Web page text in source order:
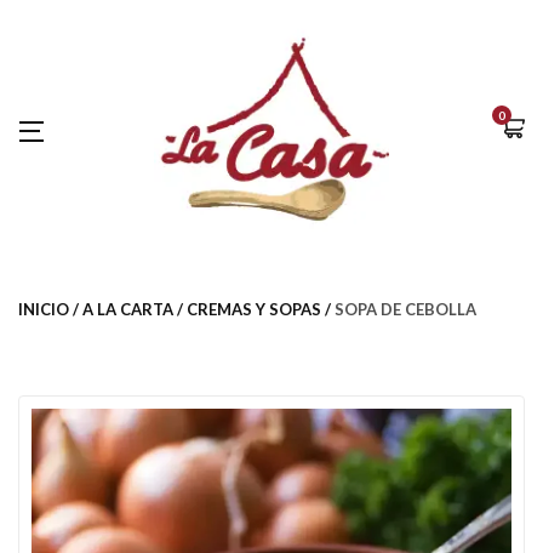
0
INICIO A LA CARTA CREMAS Y SOPAS SOPA DE CEBOLLA